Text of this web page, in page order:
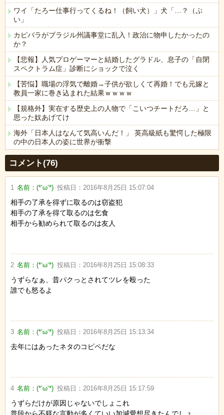
ワイ「たろー仕事行ってくるね！（飼い犬）」犬「…？（ぷ
い」
カピバラがブラジル州議事堂に乱入！政治に物申したかったの
か？
【悲報】人気プロゲーマーと結婚したグラドル、息子の「自閉
スペクトラム症」診断にショックで泣く
【苦悩】職場の浮気で離婚→子供が欲しくて再婚！でも元嫁と
教員一家に巻き込まれた結果ｗｗｗｗ
【規格外】実在する歴史上の人物で「こいつチートだろ…」と
思った奴あげてけ
海外「日本人はなんて気高いんだ！」 英高級紙も驚愕した極限
の中の日本人の姿に世界が衝撃
Powered by livedoor 相互RSS
コメント(76)
1 名前：(*‘ω‘*) 投稿日： 2016年8月25日 15:07:04
相手の了承を得ずに取るのは窃盗犯
相手の了承を得て取るのは乞食
相手から勧められて取るのは友人
2 名前：(*‘ω‘*) 投稿日： 2016年8月25日 15:08:33
うずらなぁ、昔パクっとされてツレを殴った
誰でも怒るよ
3 名前：(*‘ω‘*) 投稿日： 2016年8月25日 15:13:34
去年にはあったネタのコピペだな
4 名前：(*‘ω‘*) 投稿日： 2016年8月25日 15:17:59
うずらだけが原因じゃないでしょこれ